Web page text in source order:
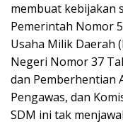
membuat kebijakan
Pemerintah Nomor
Usaha Milik Daerah
Negeri Nomor 37
dan Pemberhentian
Pengawas, dan
SDM ini tak